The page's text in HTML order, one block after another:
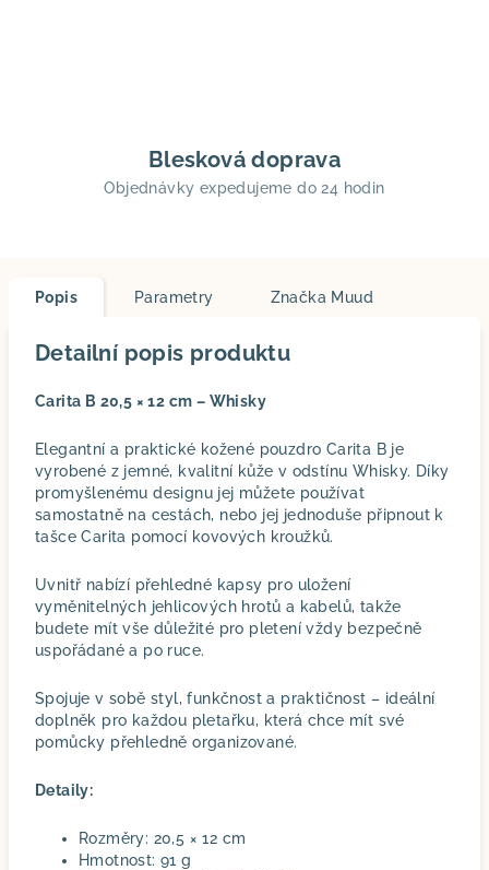
Blesková doprava
Objednávky expedujeme do 24 hodin
Popis Parametry Značka Muud
Detailní popis produktu
Carita B 20,5 × 12 cm – Whisky
Elegantní a praktické kožené pouzdro Carita B je
vyrobené z jemné, kvalitní kůže v odstínu Whisky. Díky
promyšlenému designu jej můžete používat
samostatně na cestách, nebo jej jednoduše připnout k
tašce Carita pomocí kovových kroužků.
Uvnitř nabízí přehledné kapsy pro uložení
vyměnitelných jehlicových hrotů a kabelů, takže
budete mít vše důležité pro pletení vždy bezpečně
uspořádané a po ruce.
Spojuje v sobě styl, funkčnost a praktičnost – ideální
doplněk pro každou pletařku, která chce mít své
pomůcky přehledně organizované.
Detaily:
Rozměry: 20,5 × 12 cm
Hmotnost: 91 g